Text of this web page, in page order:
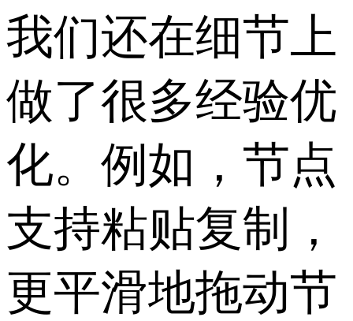
我们还在细节上
做了很多经验优
化。例如，节点
支持粘贴复制，
更平滑地拖动节